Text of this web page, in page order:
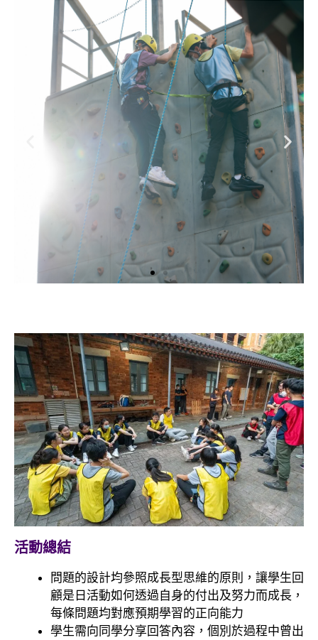
活動總結
問題的設計均參照成長型思維的原則，讓學生回
顧是日活動如何透過自身的付出及努力而成長，
每條問題均對應預期學習的正向能力
學生需向同學分享回答內容，個別於過程中曾出